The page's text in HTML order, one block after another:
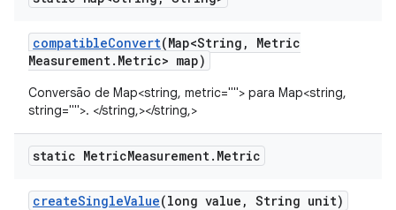
compatibleConvert(Map<String ,
Metric
Measurement. Metric> map)
Conversão de Map<string, metric=""> para Map<string,
string="">. </string,></string,>
static MetricMeasurement. Metric
createSingleValue(long value , String unit)